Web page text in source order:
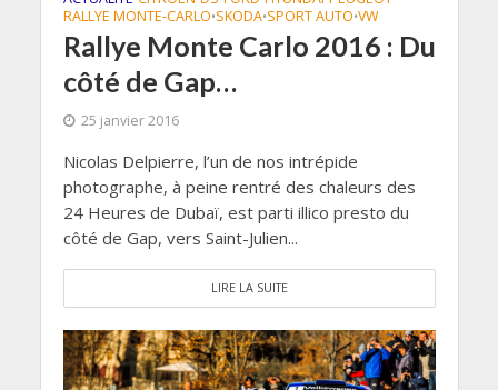
RALLYE MONTE-CARLO•SKODA•SPORT AUTO•VW
Rallye Monte Carlo 2016 : Du
côté de Gap…
25 janvier 2016
Nicolas Delpierre, l’un de nos intrépide
photographe, à peine rentré des chaleurs des
24 Heures de Dubaï, est parti illico presto du
côté de Gap, vers Saint-Julien...
LIRE LA SUITE